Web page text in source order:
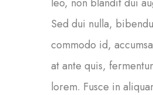
Sed dui nulla,
commodo id,
at ante quis,
lorem. Fusce in